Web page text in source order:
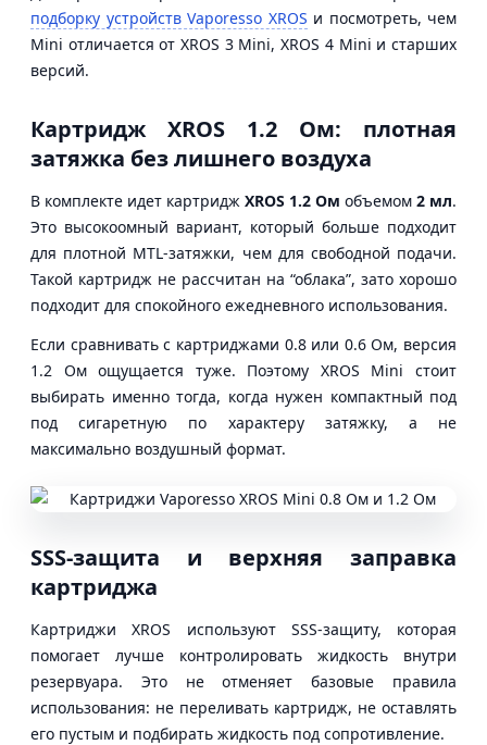
подборку устройств Vaporesso XROS и посмотреть, чем
Mini отличается от XROS 3 Mini, XROS 4 Mini и старших
версий.
Картридж XROS 1.2 Ом: плотная
затяжка без лишнего воздуха
В комплекте идет картридж XROS 1.2 Ом объемом 2 мл.
Это высокоомный вариант, который больше подходит
для плотной MTL-затяжки, чем для свободной подачи.
Такой картридж не рассчитан на “облака”, зато хорошо
подходит для спокойного ежедневного использования.
Если сравнивать с картриджами 0.8 или 0.6 Ом, версия
1.2 Ом ощущается туже. Поэтому XROS Mini стоит
выбирать именно тогда, когда нужен компактный под
под сигаретную по характеру затяжку, а не
максимально воздушный формат.
SSS-защита и верхняя заправка
картриджа
Картриджи XROS используют SSS-защиту, которая
помогает лучше контролировать жидкость внутри
резервуара. Это не отменяет базовые правила
использования: не переливать картридж, не оставлять
его пустым и подбирать жидкость под сопротивление.